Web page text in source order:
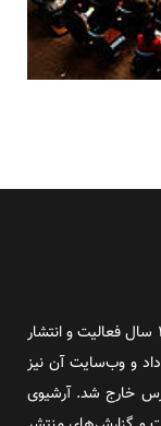
روز آنلاین روزنامه‌ای اینترنتی بود که پس از طول ۱۲ سال فعالیت و انتشار
خود پایان داد و وب‌سایت آن نیز
خارج شد. آرشیوی